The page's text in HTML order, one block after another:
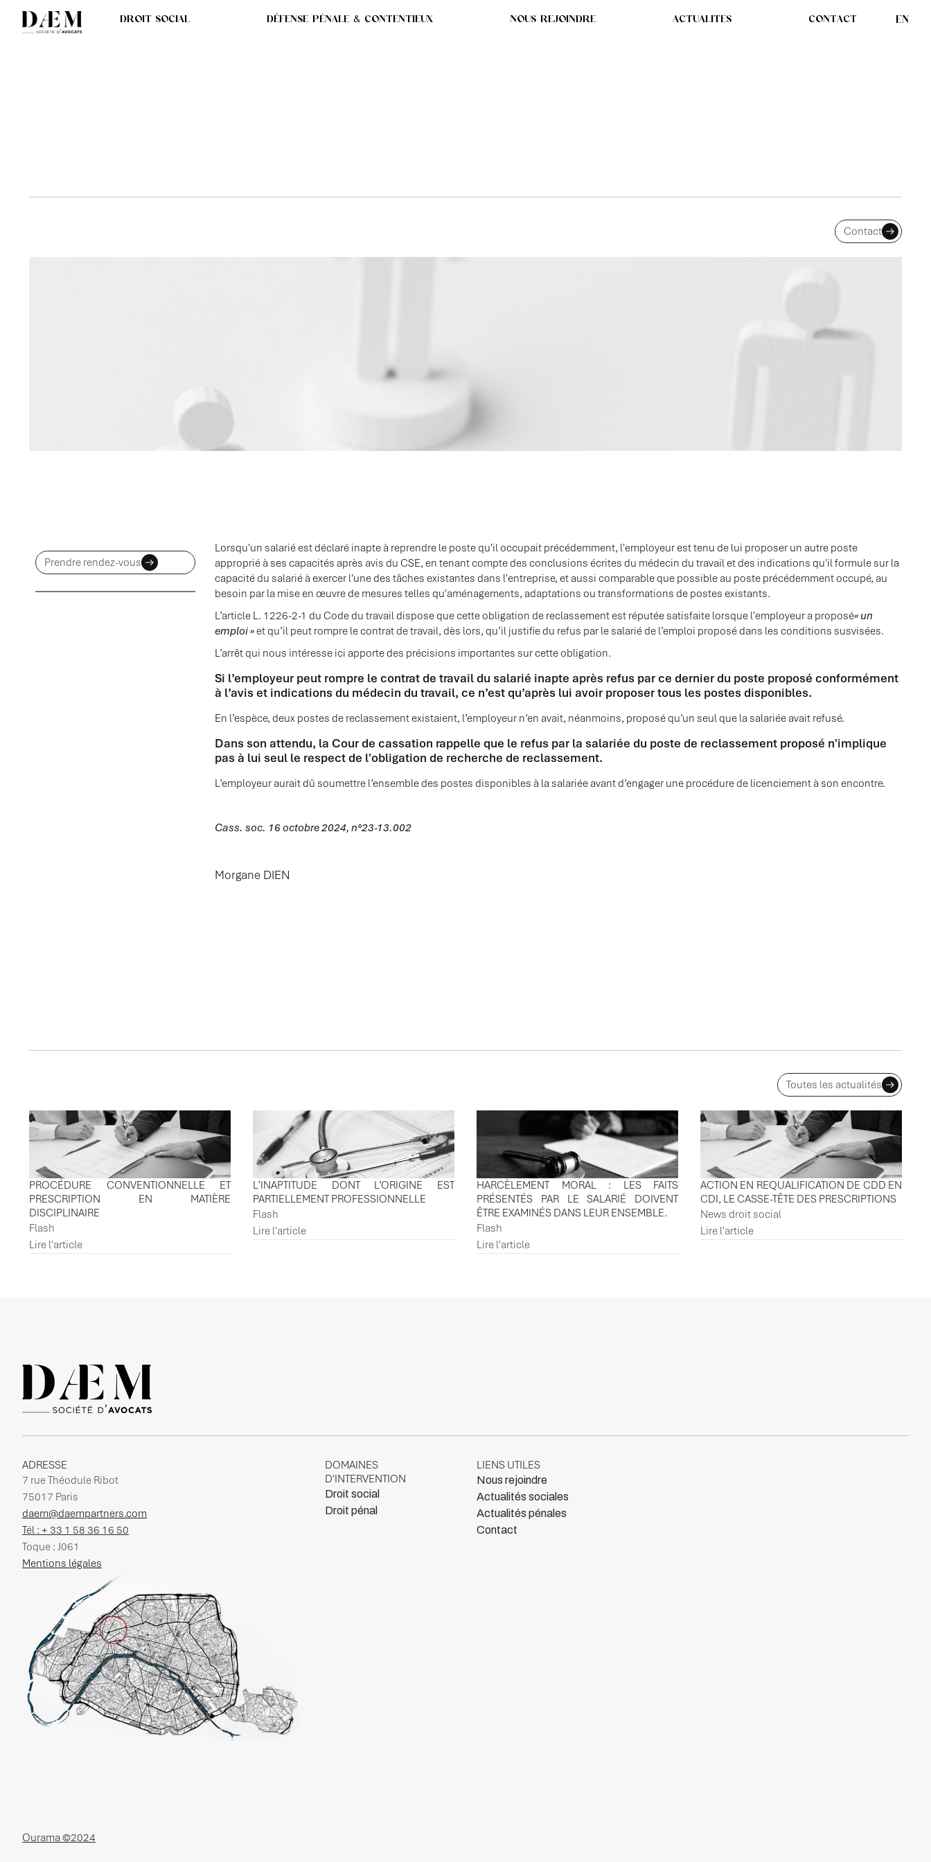
DROIT SOCIAL DÉFENSE PÉNALE & CONTENTIEUX NOUS REJOINDRE ACTUALITES CONTACT EN
INAPTITUDE : IL FAUT PROPOSER TOUS LES POSTES DE
Contact
Prendre rendez-vous
Lorsqu'un salarié est déclaré inapte à reprendre le poste qu'il occupait précédemment, l'employeur est tenu de lui proposer un autre poste
approprié à ses capacités après avis du CSE, en tenant compte des conclusions écrites du médecin du travail et des indications qu'il formule sur la
capacité du salarié à exercer l'une des tâches existantes dans l'entreprise, et aussi comparable que possible au poste précédemment occupé, au
besoin par la mise en œuvre de mesures telles qu'aménagements, adaptations ou transformations de postes existants.
L’article L. 1226-2-1 du Code du travail dispose que cette obligation de reclassement est réputée satisfaite lorsque l'employeur a proposé« un
emploi » et qu’il peut rompre le contrat de travail, dès lors, qu’il justifie du refus par le salarié de l’emploi proposé dans les conditions susvisées.
L’arrêt qui nous intéresse ici apporte des précisions importantes sur cette obligation.
Si l’employeur peut rompre le contrat de travail du salarié inapte après refus par ce dernier du poste proposé conformément
à l’avis et indications du médecin du travail, ce n’est qu’après lui avoir proposer tous les postes disponibles.
En l’espèce, deux postes de reclassement existaient, l’employeur n’en avait, néanmoins, proposé qu’un seul que la salariée avait refusé.
Dans son attendu, la Cour de cassation rappelle que le refus par la salariée du poste de reclassement proposé n'implique
pas à lui seul le respect de l'obligation de recherche de reclassement.
L’employeur aurait dû soumettre l’ensemble des postes disponibles à la salariée avant d’engager une procédure de licenciement à son encontre.
Cass. soc. 16 octobre 2024, n°23-13.002
Morgane DIEN
ACTUALITES ASSOCIÉES
Toutes les actualités
PROCÉDURE CONVENTIONNELLE ET
PRESCRIPTION EN MATIÈRE
DISCIPLINAIRE
Flash
Lire l'article
L’INAPTITUDE DONT L’ORIGINE EST
PARTIELLEMENT PROFESSIONNELLE
Flash
Lire l'article
HARCÈLEMENT MORAL : LES FAITS
PRÉSENTÉS PAR LE SALARIÉ DOIVENT
ÊTRE EXAMINÉS DANS LEUR ENSEMBLE.
Flash
Lire l'article
ACTION EN REQUALIFICATION DE CDD EN
CDI, LE CASSE-TÊTE DES PRESCRIPTIONS
News droit social
Lire l'article
ADRESSE
7 rue Théodule Ribot
75017 Paris
daem@daempartners.com
Tél : + 33 1 58 36 16 50
Toque : J061
Mentions légales
DOMAINES
D'INTERVENTION
Droit social
Droit pénal
LIENS UTILES
Nous rejoindre
Actualités sociales
Actualités pénales
Contact
Ourama ©2024